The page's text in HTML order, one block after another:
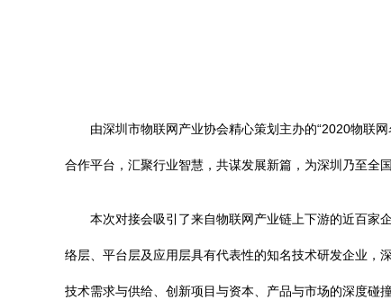
由深圳市物联网产业协会精心策划主办的“2020物联
合作平台，汇聚行业智慧，共谋发展新篇，为深圳乃至全
本次对接会吸引了来自物联网产业链上下游的近百家
络层、平台层及应用层具有代表性的知名技术研发企业，
技术需求与供给、创新项目与资本、产品与市场的深度碰撞